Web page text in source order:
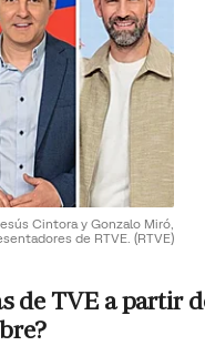
Cintora y Gonzalo Miró,
de RTVE. (RTVE)
de TVE a partir